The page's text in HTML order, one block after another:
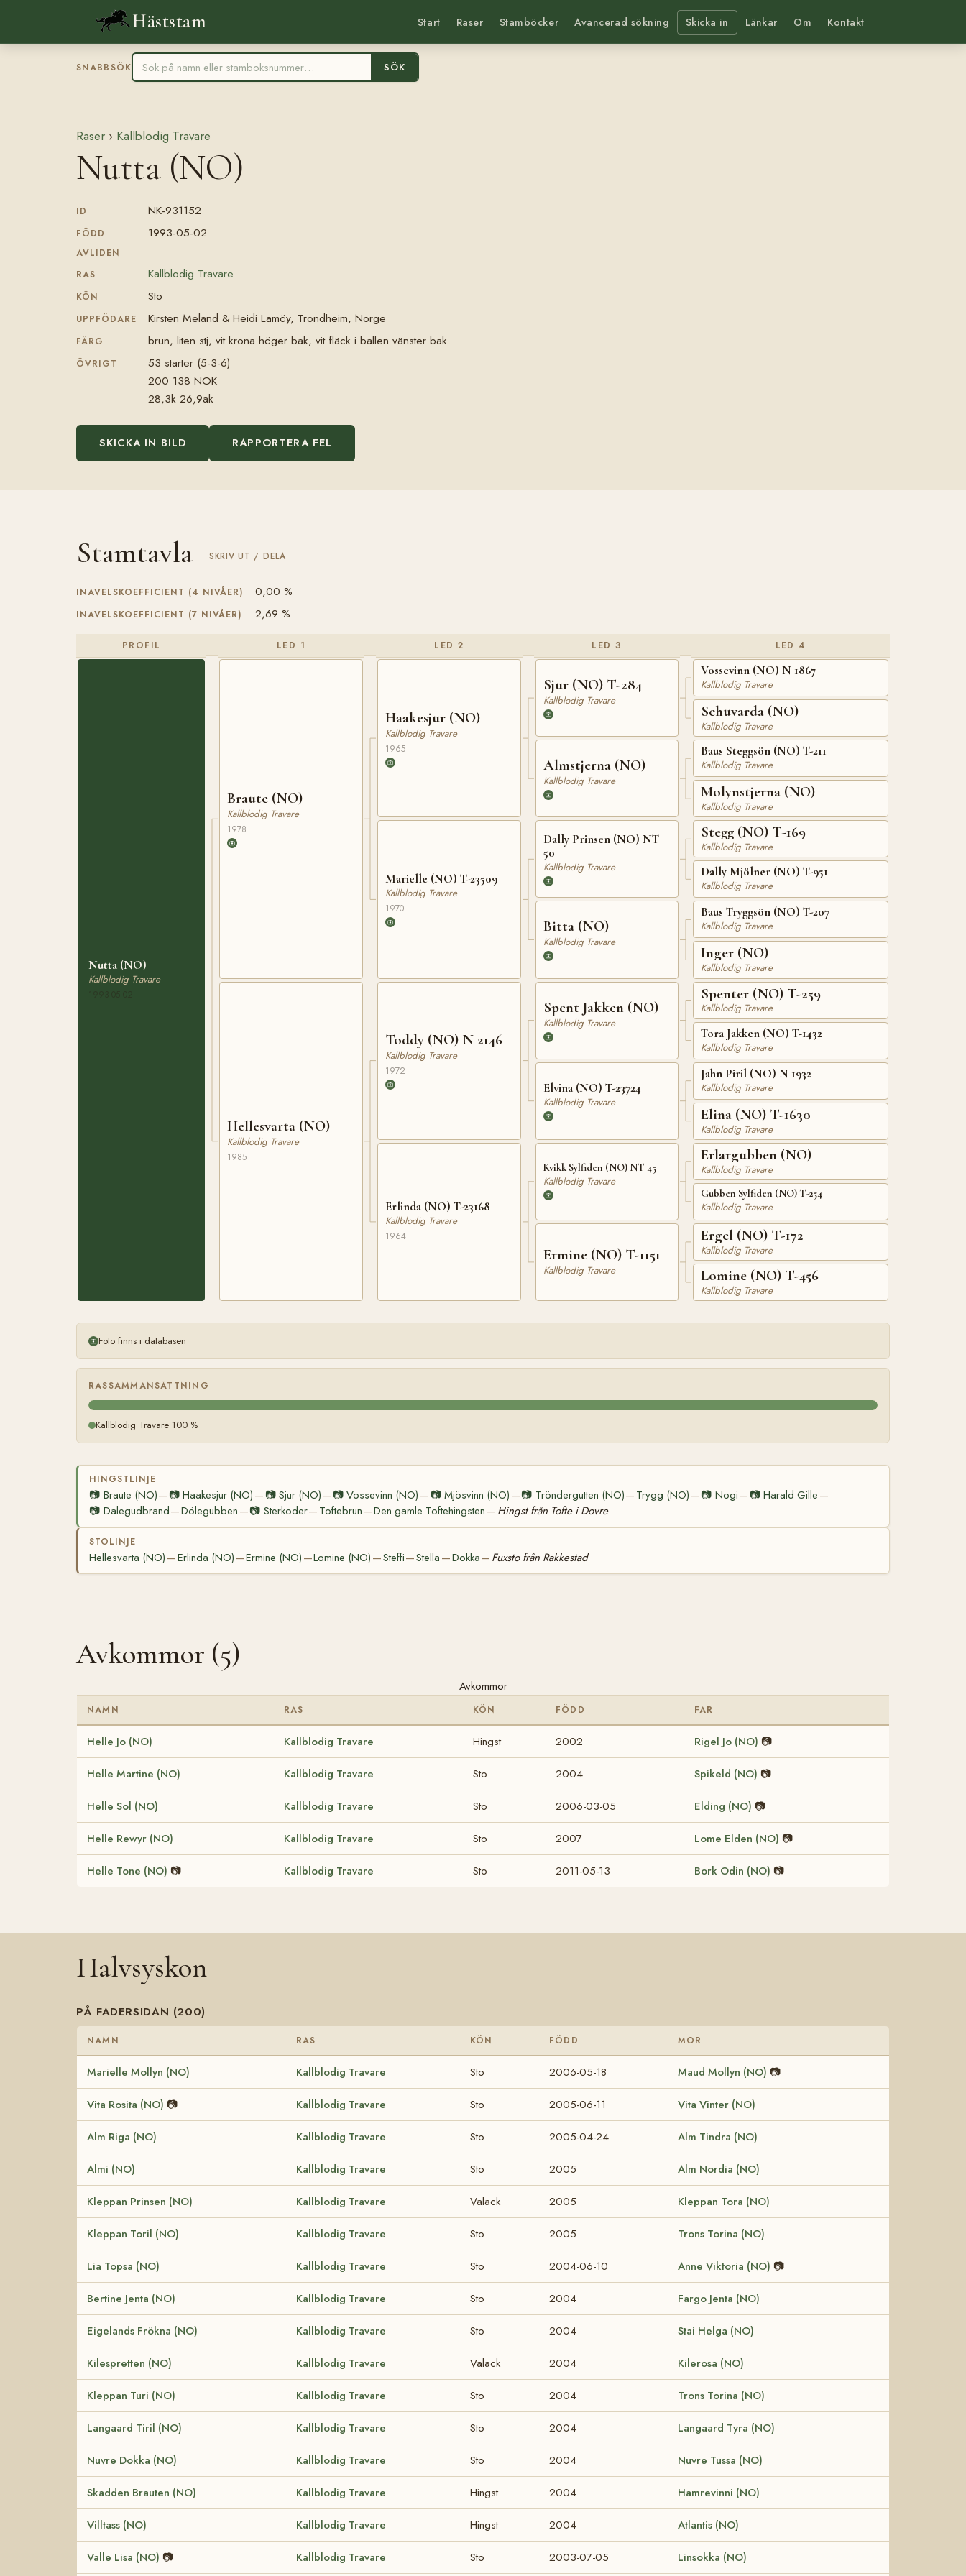
Häststam Start Raser Stamböcker Avancerad sökning Skicka in Länkar Om Kontakt
SNABBSÖK SÖK
Raser › Kallblodig Travare
Nutta (NO)
ID NK-931152
FÖDD 1993-05-02
AVLIDEN
RAS
Kallblodig Travare
KÖN Sto
UPPFÖDARE Kirsten Meland & Heidi Lamöy, Trondheim, Norge
FÄRG brun, liten stj, vit krona höger bak, vit fläck i ballen vänster bak
ÖVRIGT
53 starter (5-3-6)
200 138 NOK
28,3k 26,9ak
SKICKA IN BILD RAPPORTERA FEL
Stamtavla SKRIV UT / DELA
INAVELSKOEFFICIENT (4 NIVÅER) 0,00 %
INAVELSKOEFFICIENT (7 NIVÅER) 2,69 %
PROFIL
Nutta (NO)
Kallblodig Travare
LED 1
Braute (NO)
Kallblodig Travare
1978
Hellesvarta (NO)
Kallblodig Travare
1985
LED 2
Haakesjur (NO)
Kallblodig Travare
1965
Marielle (NO) T-23509
Kallblodig Travare
1970
Toddy (NO) N 2146
Kallblodig Travare
1972
Erlinda (NO) T-23168
Kallblodig Travare
1964
LED 3
Sjur (NO) T-284
Kallblodig Travare
Almstjerna (NO)
Kallblodig Travare
Dally Prinsen (NO) NT
50
Kallblodig Travare
Bitta (NO)
Kallblodig Travare
Spent Jakken (NO)
Kallblodig Travare
Elvina (NO) T-23724
Kallblodig Travare
Kvikk Sylfiden (NO) NT 45
Kallblodig Travare
Ermine (NO) T-1151
Kallblodig Travare
LED 4
Vossevinn (NO) N 1867
Kallblodig Travare
Schuvarda (NO)
Kallblodig Travare
Baus Steggsön (NO) T-211
Kallblodig Travare
Molynstjerna (NO)
Kallblodig Travare
Stegg (NO) T-169
Kallblodig Travare
Dally Mjölner (NO) T-951
Kallblodig Travare
Baus Tryggsön (NO) T-207
Kallblodig Travare
Inger (NO)
Kallblodig Travare
Spenter (NO) T-259
Kallblodig Travare
Tora Jakken (NO) T-1432
Kallblodig Travare
Jahn Piril (NO) N 1932
Kallblodig Travare
Elina (NO) T-1630
Kallblodig Travare
Erlargubben (NO)
Kallblodig Travare
Gubben Sylfiden (NO) T-254
Kallblodig Travare
Ergel (NO) T-172
Kallblodig Travare
Lomine (NO) T-456
Kallblodig Travare
Foto finns i databasen
RASSAMMANSÄTTNING
Kallblodig Travare 100 %
HINGSTLINJE
📷 Braute (NO)— 📷Haakesjur (NO) — 📷 Sjur (NO)— 📷 Vossevinn (NO) — 📷Mjösvinn (NO) —📷 Tröndergutten (NO)— Trygg (NO) —📷 Nogi— 📷Harald Gille —
📷 Dalegudbrand—Dölegubben —📷 Sterkoder— Toftebrun —Den gamle Toftehingsten — Hingst från Tofte i Dovre
STOLINJE
Hellesvarta (NO) —Erlinda (NO)—Ermine (NO) —Lomine (NO) —Steffi—Stella —Dokka— Fuxsto från Rakkestad
Avkommor (5)
Avkommor
NAMN RAS KÖN FÖDD FAR
Helle Jo (NO) Kallblodig Travare Hingst 2002 Rigel Jo (NO) 📷
Helle Martine (NO) Kallblodig Travare Sto 2004 Spikeld (NO) 📷
Helle Sol (NO) Kallblodig Travare Sto 2006-03-05 Elding (NO) 📷
Helle Rewyr (NO) Kallblodig Travare Sto 2007 Lome Elden (NO) 📷
Helle Tone (NO) 📷 Kallblodig Travare Sto 2011-05-13 Bork Odin (NO) 📷
Halvsyskon
PÅ FADERSIDAN (200)
NAMN RAS KÖN FÖDD MOR
Marielle Mollyn (NO) Kallblodig Travare Sto 2006-05-18 Maud Mollyn (NO) 📷
Vita Rosita (NO) 📷 Kallblodig Travare Sto 2005-06-11 Vita Vinter (NO)
Alm Riga (NO) Kallblodig Travare Sto 2005-04-24 Alm Tindra (NO)
Almi (NO) Kallblodig Travare Sto 2005 Alm Nordia (NO)
Kleppan Prinsen (NO) Kallblodig Travare Valack 2005 Kleppan Tora (NO)
Kleppan Toril (NO) Kallblodig Travare Sto 2005 Trons Torina (NO)
Lia Topsa (NO) Kallblodig Travare Sto 2004-06-10 Anne Viktoria (NO) 📷
Bertine Jenta (NO) Kallblodig Travare Sto 2004 Fargo Jenta (NO)
Eigelands Frökna (NO) Kallblodig Travare Sto 2004 Stai Helga (NO)
Kilespretten (NO) Kallblodig Travare Valack 2004 Kilerosa (NO)
Kleppan Turi (NO) Kallblodig Travare Sto 2004 Trons Torina (NO)
Langaard Tiril (NO) Kallblodig Travare Sto 2004 Langaard Tyra (NO)
Nuvre Dokka (NO) Kallblodig Travare Sto 2004 Nuvre Tussa (NO)
Skadden Brauten (NO) Kallblodig Travare Hingst 2004 Hamrevinni (NO)
Villtass (NO) Kallblodig Travare Hingst 2004 Atlantis (NO)
Valle Lisa (NO) 📷 Kallblodig Travare Sto 2003-07-05 Linsokka (NO)